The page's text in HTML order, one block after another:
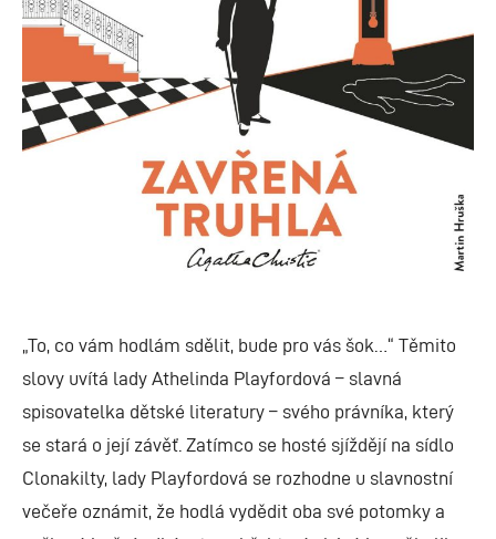
„To, co vám hodlám sdělit, bude pro vás šok…“ Těmito
slovy uvítá lady Athelinda Playfordová – slavná
spisovatelka dětské literatury – svého právníka, který
se stará o její závěť. Zatímco se hosté sjíždějí na sídlo
Clonakilty, lady Playfordová se rozhodne u slavnostní
večeře oznámit, že hodlá vydědit oba své potomky a